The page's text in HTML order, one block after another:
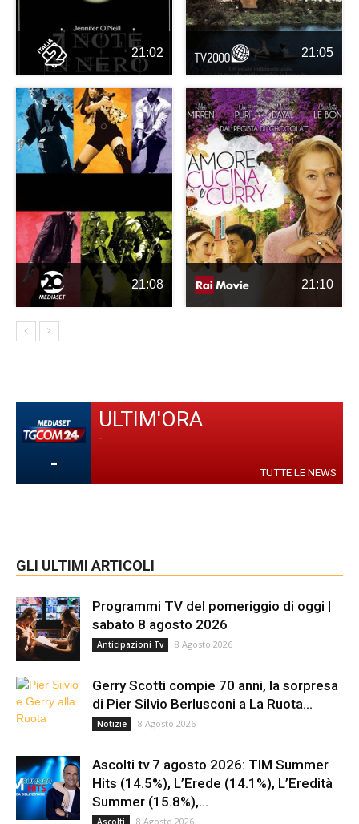
21:02 21:05
21:08 21:10
-
ULTIM'ORA
-
TUTTE LE NEWS
GLI ULTIMI ARTICOLI
Programmi TV del pomeriggio di oggi |
sabato 8 agosto 2026
Anticipazioni Tv 8 Agosto 2026
Gerry Scotti compie 70 anni, la sorpresa
di Pier Silvio Berlusconi a La Ruota...
Notizie 8 Agosto 2026
Ascolti tv 7 agosto 2026: TIM Summer
Hits (14.5%), L’Erede (14.1%), L’Eredità
Summer (15.8%),...
Ascolti 8 Agosto 2026